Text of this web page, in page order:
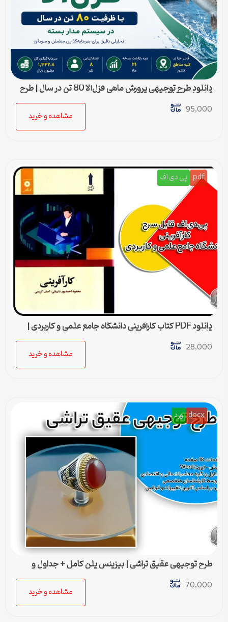
دانلود طرح توجیهی پرورش ماهی قزل‌آلا 80 تن در سال | طرح
آماده Word قابل ویرایش
95,000
مشاهده و خرید
pdf پی دی اف
دانلود PDF کتاب كارآفرينی دانشگاه جامع علمی و كاربردی |
قابل جستجو در متن
28,000
مشاهده و خرید
docx ورد
طرح توجیهی عقيق تراشی | بیزینس پلن کامل + جداول و
محاسبات مالی
70,000
مشاهده و خرید